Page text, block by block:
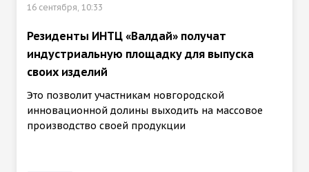
16 сентября, 10:33
Резиденты ИНТЦ «Валдай» получат
индустриальную площадку для выпуска
своих изделий
Это позволит участникам новгородской
инновационной долины выходить на массовое
производство своей продукции